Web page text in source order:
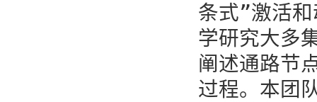
条式”激活
学研究大多
阐述通路节
过程。本团